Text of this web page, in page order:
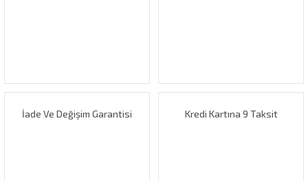
İade Ve Değişim Garantisi Kredi Kartına 9 Taksit